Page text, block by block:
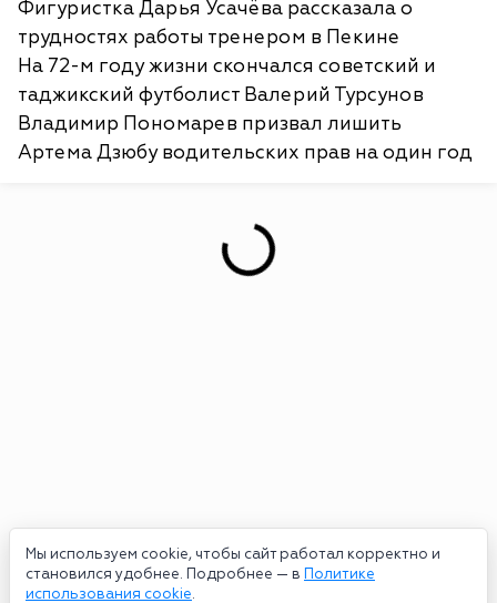
Мы используем cookie, чтобы сайт работал корректно и
становился удобнее. Подробнее — в Политике
использования cookie.
Фигуристка Дарья Усачёва рассказала о
трудностях работы тренером в Пекине
На 72-м году жизни скончался советский и
таджикский футболист Валерий Турсунов
Владимир Пономарев призвал лишить
Артема Дзюбу водительских прав на один год